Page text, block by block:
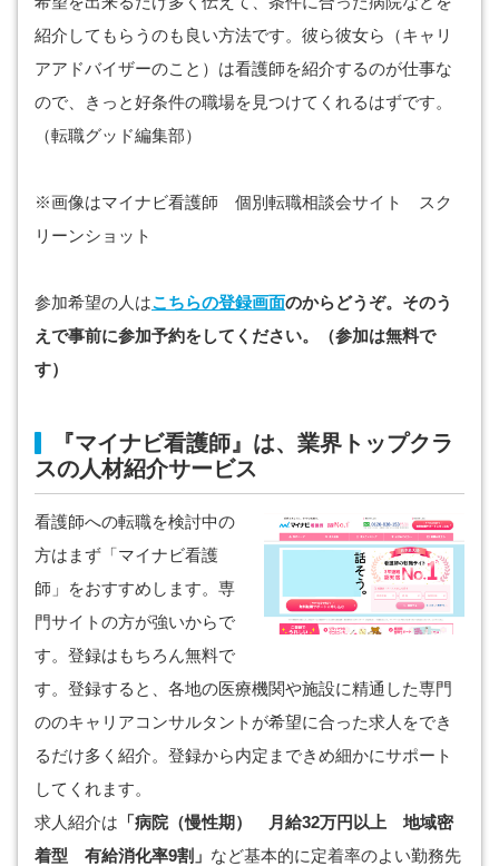
紹介してもらうのも良い方法です。彼ら彼女ら（キャリ
アアドバイザーのこと）は看護師を紹介するのが仕事な
ので、きっと好条件の職場を見つけてくれるはずです。
（転職グッド編集部）
※画像はマイナビ看護師 個別転職相談会サイト スク
リーンショット
参加希望の人はこちらの登録画面のからどうぞ。そのう
えで事前に参加予約をしてください。（参加は無料で
す）
『マイナビ看護師』は、業界トップクラ
スの人材紹介サービス
看護師への転職を検討中の
方はまず「マイナビ看護
師」をおすすめします。専
門サイトの方が強いからで
す。登録はもちろん無料で
す。登録すると、各地の医療機関や施設に精通した専門
ののキャリアコンサルタントが希望に合った求人をでき
るだけ多く紹介。登録から内定まできめ細かにサポート
してくれます。
求人紹介は 「病院（慢性期） 月給32万円以上 地域密
着型 有給消化率9割」 など基本的に定着率のよい勤務先